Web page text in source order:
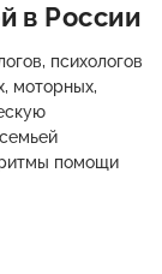
в России
психологов
моторных,
помощи